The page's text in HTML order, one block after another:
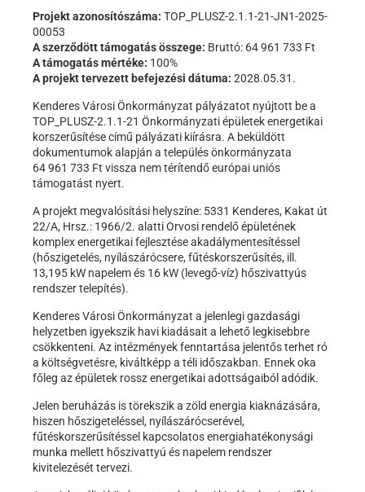
Projekt azonosítószáma: TOP_PLUSZ-2.1.1-21-JN1-2025-
00053
A szerződött támogatás összege: Bruttó: 64 961 733 Ft
A támogatás mértéke: 100%
A projekt tervezett befejezési dátuma: 2028.05.31.
Kenderes Városi Önkormányzat pályázatot nyújtott be a
TOP_PLUSZ-2.1.1-21 Önkormányzati épületek energetikai
korszerűsítése című pályázati kiírásra. A beküldött
dokumentumok alapján a település önkormányzata
64 961 733 Ft vissza nem térítendő európai uniós
támogatást nyert.
A projekt megvalósítási helyszíne: 5331 Kenderes, Kakat út
22/A, Hrsz.: 1966/2. alatti Orvosi rendelő épületének
komplex energetikai fejlesztése akadálymentesítéssel
(hőszigetelés, nyílászárócsere, fűtéskorszerűsítés, ill.
13,195 kW napelem és 16 kW (levegő-víz) hőszivattyús
rendszer telepítés).
Kenderes Városi Önkormányzat a jelenlegi gazdasági
helyzetben igyekszik havi kiadásait a lehető legkisebbre
csökkenteni. Az intézmények fenntartása jelentős terhet ró
a költségvetésre, kiváltképp a téli időszakban. Ennek oka
főleg az épületek rossz energetikai adottságaiból adódik.
Jelen beruházás is törekszik a zöld energia kiaknázására,
hiszen hőszigeteléssel, nyílászárócserével,
fűtéskorszerűsítéssel kapcsolatos energiahatékonysági
munka mellett hőszivattyú és napelem rendszer
kivitelezését tervezi.